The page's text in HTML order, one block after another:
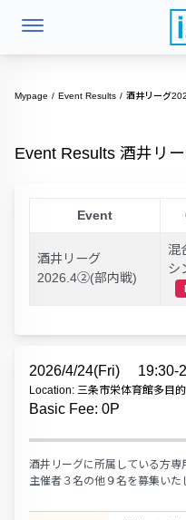
Mypage Event Results 酒井リーグ
Event Results 酒井リ
Event
酒井リーグ
2026.4②(部内戦)
混
シ
2026/4/24(Fri) 19:30-
Location: 三条市栄体育館多目
Basic Fee: 0P
酒井リーグに所属している方専
主催者３名の他９名を募集いた